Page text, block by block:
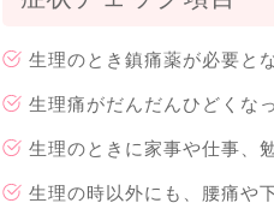
生理のとき鎮痛薬が必要とな
生理痛がだんだんひどくな
生理のときに家事や仕事、
生理の時以外にも、腰痛や